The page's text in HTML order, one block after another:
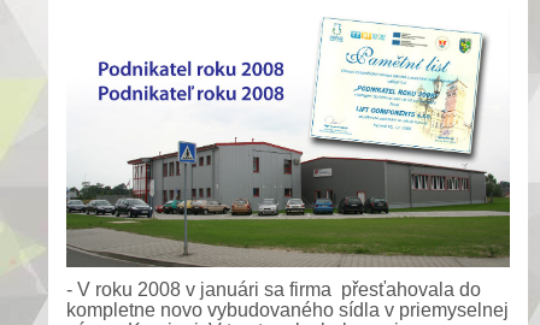
- V roku 2008 v januári sa firma přesťahovala do
kompletne novo vybudovaného sídla v priemyselnej